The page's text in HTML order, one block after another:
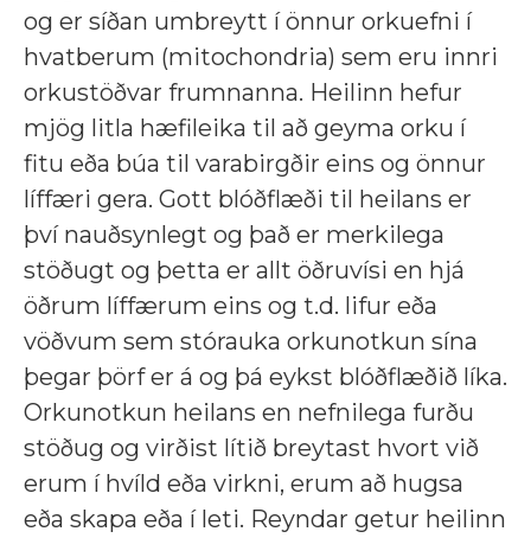
og er síðan umbreytt í önnur orkuefni í
hvatberum (mitochondria) sem eru innri
orkustöðvar frumnanna. Heilinn hefur
mjög litla hæfileika til að geyma orku í
fitu eða búa til varabirgðir eins og önnur
líffæri gera. Gott blóðflæði til heilans er
því nauðsynlegt og það er merkilega
stöðugt og þetta er allt öðruvísi en hjá
öðrum líffærum eins og t.d. lifur eða
vöðvum sem stórauka orkunotkun sína
þegar þörf er á og þá eykst blóðflæðið líka.
Orkunotkun heilans en nefnilega furðu
stöðug og virðist lítið breytast hvort við
erum í hvíld eða virkni, erum að hugsa
eða skapa eða í leti. Reyndar getur heilinn